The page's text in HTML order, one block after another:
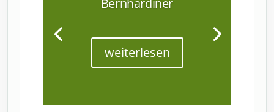
Bernhardiner
weiterlesen